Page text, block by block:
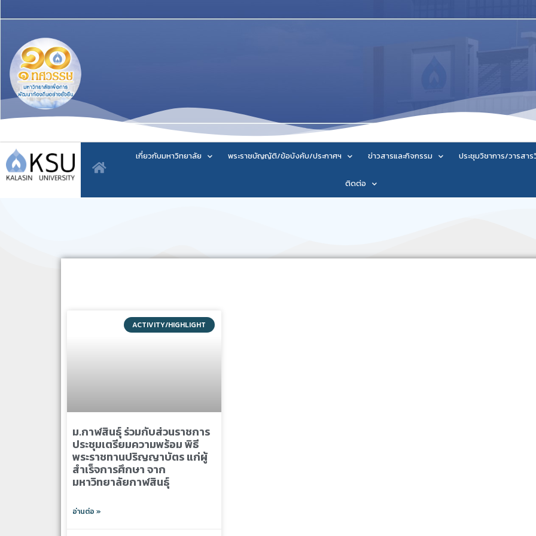
เกี่ยวกับมหาวิทยาลัย พระราชบัญญัติ/ข้อบังคับ/ประกาศฯ ข่าวสารและกิจกรรม ประชุมวิชาการ/วารสาร
ติดต่อ
ACTIVITY/HIGHLIGHT
ม.กาฬสินธุ์ ร่วมกับส่วนราชการ
ประชุมเตรียมความพร้อม พิธี
พระราชทานปริญญาบัตร แก่ผู้
สำเร็จการศึกษา จาก
มหาวิทยาลัยกาฬสินธุ์
อ่านต่อ »